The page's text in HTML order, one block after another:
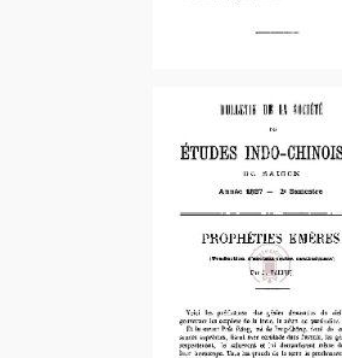
1888-2e sem. – 2e
1887-2e Sem.